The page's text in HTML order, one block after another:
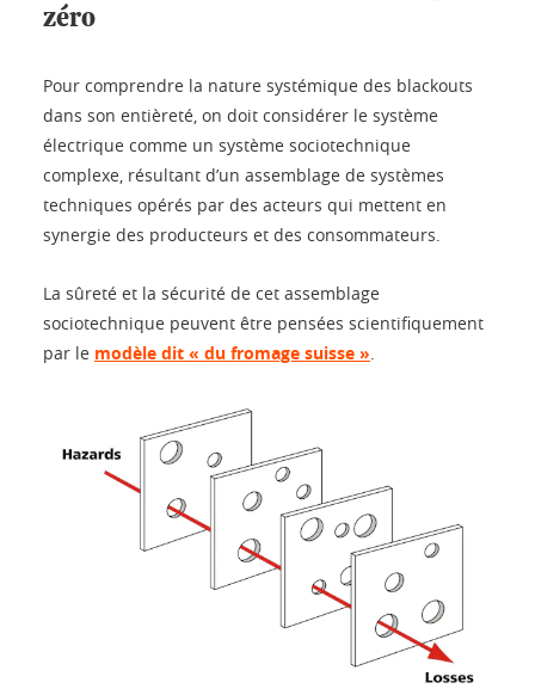
zéro
Pour comprendre la nature systémique des blackouts
dans son entièreté, on doit considérer le système
électrique comme un système sociotechnique
complexe, résultant d’un assemblage de systèmes
techniques opérés par des acteurs qui mettent en
synergie des producteurs et des consommateurs.
La sûreté et la sécurité de cet assemblage
sociotechnique peuvent être pensées scientifiquement
par le modèle dit « du fromage suisse »